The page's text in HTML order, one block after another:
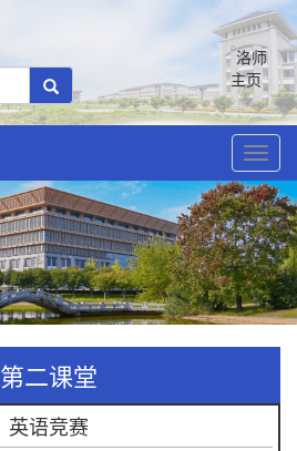
洛师
主页
第二课堂
英语竞赛